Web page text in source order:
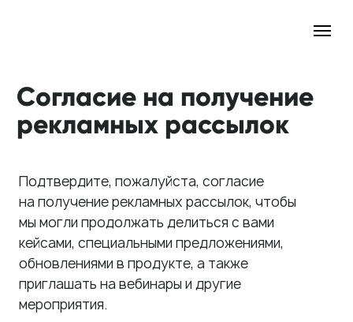
рекламных рассылок
Ваше имя*
Email*
Подтвердите, пожалуйста, согласие
кейсами, специальными предложениями,
обновлениями в продукте, а также
приглашать на вебинары и другие
мероприятия.